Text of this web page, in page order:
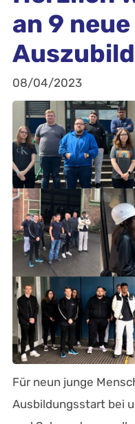
an 9 neue
08/04/2023
Für neun junge
Ausbildungsstart bei